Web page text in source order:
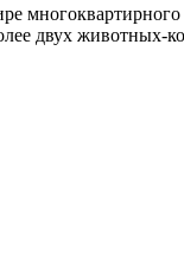
двух животных-